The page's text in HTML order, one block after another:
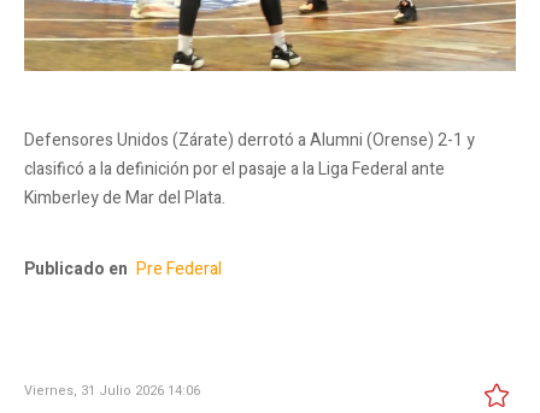
Defensores Unidos (Zárate) derrotó a Alumni (Orense) 2-1 y
clasificó a la definición por el pasaje a la Liga Federal ante
Kimberley de Mar del Plata.
Publicado en Pre Federal
Viernes, 31 Julio 2026 14:06